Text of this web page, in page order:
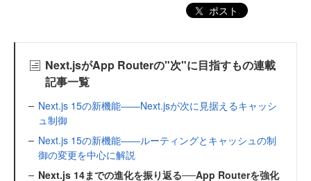
ポスト
Next.jsがApp Routerの"次"に目指すもの連載
記事一覧
Next.js 15の新機能――Next.jsが次に見据えるキャッシ
ュ制御
Next.js 15の新機能――ルーティングとキャッシュの制
御の変更を中心に解説
Next.js 14までの進化を振り返る──App Routerを強化